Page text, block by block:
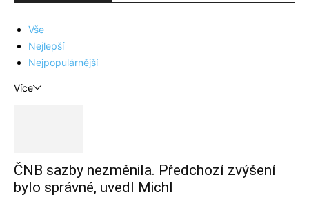
Vše
Nejlepší
Nejpopulárnější
Více
ČNB sazby nezměnila. Předchozí zvýšení
bylo správné, uvedl Michl